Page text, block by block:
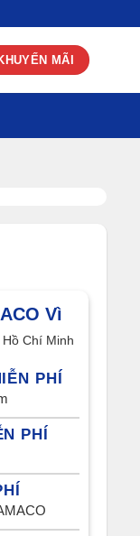
MÃI
Vì
Chí Minh
PHÍ
PHÍ